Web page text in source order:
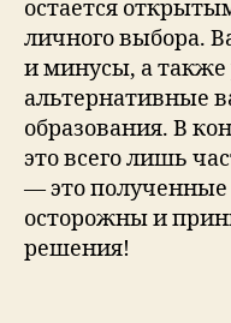
остается
личного выбора.
и минусы, а также
альтернативные
образования. В
это всего лишь
— это полученные
осторожны и
решения!